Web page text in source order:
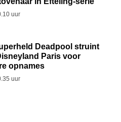
uur
Deadpool struint
Paris voor
opnames
uur